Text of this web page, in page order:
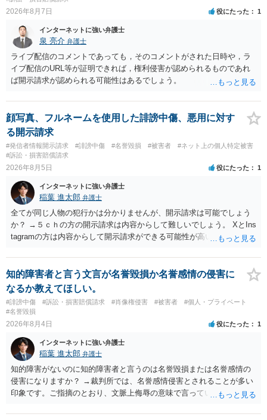
2026年8月7日 役にたった 1
インターネットに強い弁護士
泉 亮介 弁護士
ライブ配信のコメントであっても，そのコメントがされた日時や，ラ
イブ配信のURL等が証明できれば，権利侵害が認められるものであれ
ば開示請求が認められる可能性はあるでしょう。
顔写真、フルネームを使用した誹謗中傷、悪用に対す
る開示請求
#発信者情報開示請求 #誹謗中傷 #名誉毀損 #被害者
#ネット上の個人特定被害
#訴訟・損害賠償請求
2026年8月5日 役にたった 1
インターネットに強い弁護士
稲葉 進太郎 弁護士
全てが同じ人物の犯行かは分かりませんが、開示請求は可能でしょう
か？ →５ｃｈの方の開示請求は内容からして難しいでしょう。 XとIns
tagramの方は内容からして開示請求ができる可能性が高いでしょう。
いでしょう。７月中にアカウントが削除されている場合、今から進め
ても失敗する可能性が高いように思われます。 相手を特定できた場
合、相手に全ての弁護士費用を負担させることは可能でしょうか？ →
訴訟外の交渉で相手方が認めれば負担させることができるでしょう。
訴訟で判決となった場合は、実際の弁護士費用が認められる場合と認
められない場合があり何ともいえないところでしょう。
知的障害者と言う文言が名誉毀損か名誉感情の侵害に
なるか教えてほしい。
#誹謗中傷 #訴訟・損害賠償請求 #肖像権侵害 #被害者
#個人・プライベート
#名誉毀損
2026年8月4日 役にたった 1
インターネットに強い弁護士
稲葉 進太郎 弁護士
知的障害がないのに知的障害者と言うのは名誉毀損または名誉感情の
侵害になりますか？ →裁判所では、名誉感情侵害とされることが多い
印象です。ご指摘のとおり、文脈上侮辱の意味で言っている点も加味